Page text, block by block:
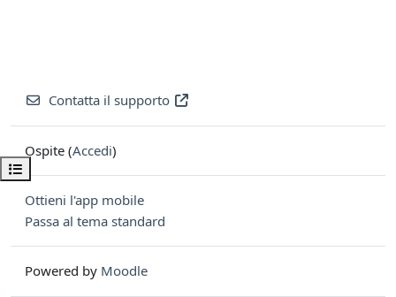
Apri indice del corso
Contatta il supporto
Ospite (Accedi)
Ottieni l'app mobile
Passa al tema standard
Powered by Moodle